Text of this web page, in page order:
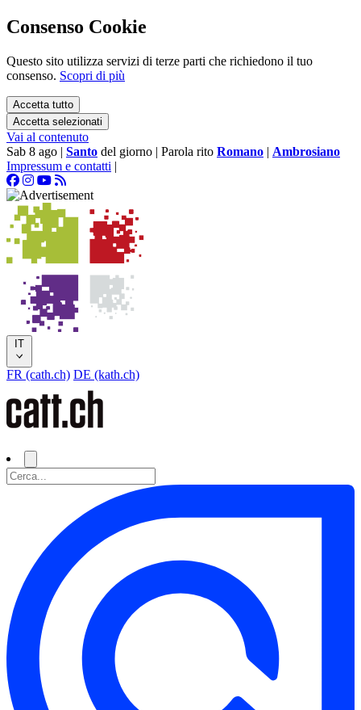
Consenso Cookie
Questo sito utilizza servizi di terze parti che richiedono il tuo
consenso. Scopri di più
Accetta tutto
Accetta selezionati
Vai al contenuto
Sab 8 ago | Santo del giorno | Parola rito Romano | Ambrosiano
Impressum e contatti |
IT
FR (cath.ch) DE (kath.ch)